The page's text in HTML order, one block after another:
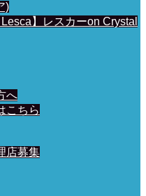
)
】レスカーon Crystal
へ
こちら
店募集